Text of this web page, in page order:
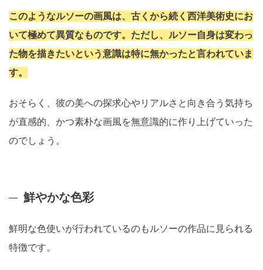
このようなルソーの画風は、古くから続く西洋美術史にお
いて極めて異質なものです。ただし、ルソー自身は変わっ
た物を描きたいという意識は特に無かったと言われていま
す。
おそらく、彼の美への探求心やリアルさと向き合う気持ち
が直感的、かつ素朴な画風を無意識的に作り上げていった
のでしょう。
鮮やかな色彩
鮮明な色使いが行われているのもルソーの作品に見られる
特徴です。